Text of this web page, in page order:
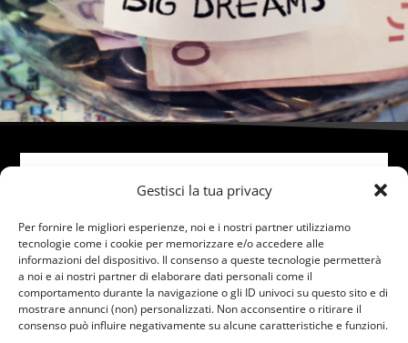
Gestisci la tua privacy
Per fornire le migliori esperienze, noi e i nostri partner utilizziamo
tecnologie come i cookie per memorizzare e/o accedere alle
informazioni del dispositivo. Il consenso a queste tecnologie permetterà
a noi e ai nostri partner di elaborare dati personali come il
comportamento durante la navigazione o gli ID univoci su questo sito e di
mostrare annunci (non) personalizzati. Non acconsentire o ritirare il
consenso può influire negativamente su alcune caratteristiche e funzioni.